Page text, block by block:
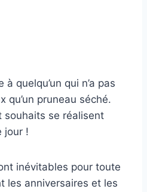
quelqu’un qui n’a pas
qu’un pruneau séché.
souhaits se réalisent
jour !
inévitables pour toute
les anniversaires et les